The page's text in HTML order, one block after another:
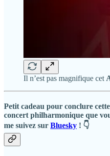
Il n’est pas magnifique cet
Petit cadeau pour conclure cette
concert philharmonique que
me suivez sur Bluesky ! 👇